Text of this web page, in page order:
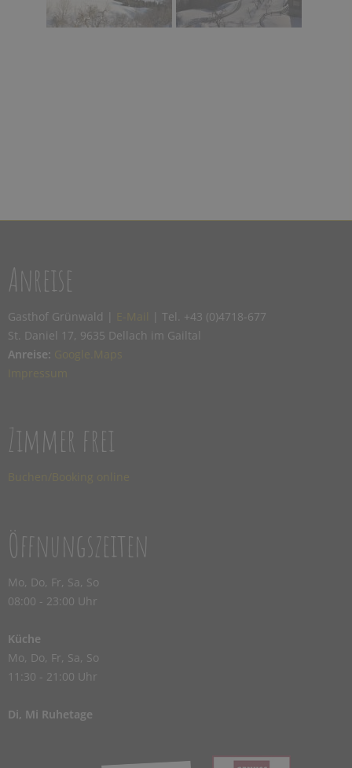
Anreise
Gasthof Grünwald |
| Tel. +43 (0)4718-677
St. Daniel 17, 9635 Dellach im Gailtal
Anreise:
Zimmer frei
Öffnungszeiten
Mo, Do, Fr, Sa, So
08:00 - 23:00 Uhr
Küche
Mo, Do, Fr, Sa, So
11:30 - 21:00 Uhr
Di, Mi Ruhetage